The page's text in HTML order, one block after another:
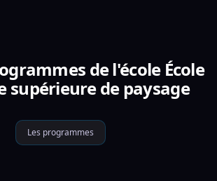
de l'école École
supérieure de paysage
Les programmes